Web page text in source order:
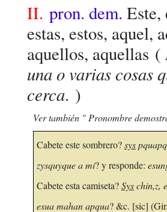
II. pron. dem. Este,
estas, estos, aquel,
aquellos, aquellas (
una o varias cosas
cerca. )
Ver también " Pronombre
Cabete este sombrero?sys
zysquyque a mi? y responde:
Cabete esta camiseta?Syschin,z,
esua mahan apqua? &c. [sic]